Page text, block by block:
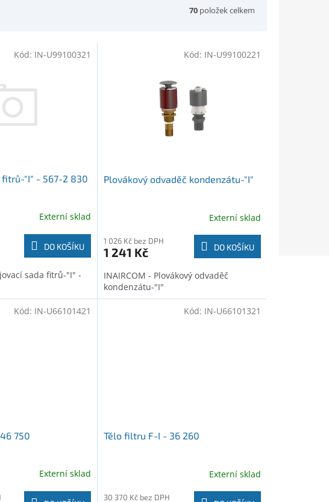
70 položek celkem
fitrů-"I" - 567-2 830
Externí sklad
DO KOŠÍKU
sada fitrů-"I" -
Kód: IN-U99100321
Plovákový odvaděč kondenzátu-"I"
Externí sklad
1 026 Kč bez DPH
1 241 Kč DO KOŠÍKU
INAIRCOM - Plovákový odvaděč
kondenzátu-"I"
Kód: IN-U99100221
750
Externí sklad
Kód: IN-U66101421
Tělo filtru F-I - 36 260
Externí sklad
30 370 Kč bez DPH
Kód: IN-U66101321